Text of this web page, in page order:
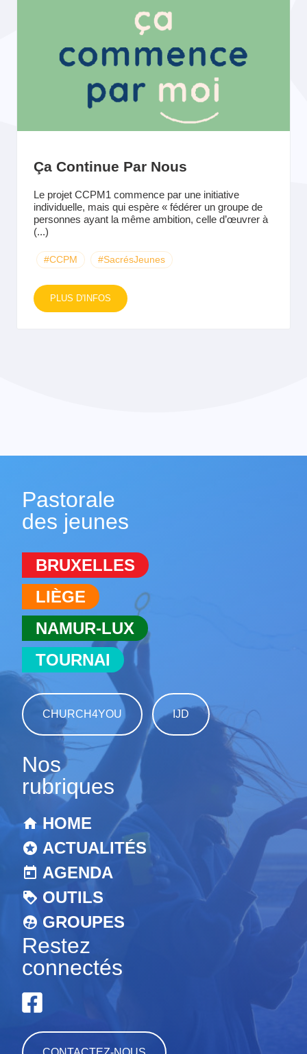
Ça Continue Par Nous
Le projet CCPM1 commence par une initiative
individuelle, mais qui espère « fédérer un groupe de
personnes ayant la même ambition, celle d’œuvrer à
(...)
#CCPM #SacrésJeunes
PLUS D'INFOS
Pastorale
des jeunes
BRUXELLES
LIÈGE
NAMUR-LUX
TOURNAI
CHURCH4YOU IJD
Nos
rubriques
HOME
ACTUALITÉS
AGENDA
OUTILS
GROUPES
Restez
connectés